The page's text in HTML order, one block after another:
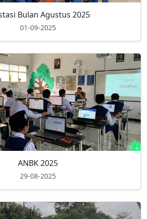
Bulan Agustus 2025
01-09-2025
ANBK 2025
29-08-2025